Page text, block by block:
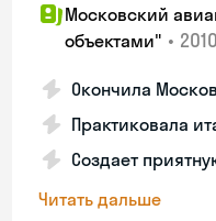
Московский
объектами" •
Окончила
Практиковала
Создает
Читать дальше